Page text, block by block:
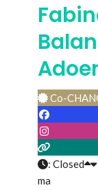
Co-
: Closed
ma